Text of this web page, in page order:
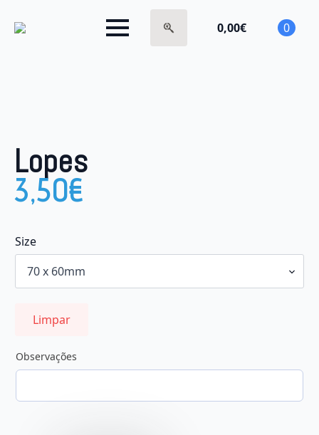
0,00€ 0
Lopes
3,50€
Size
Limpar
Observações